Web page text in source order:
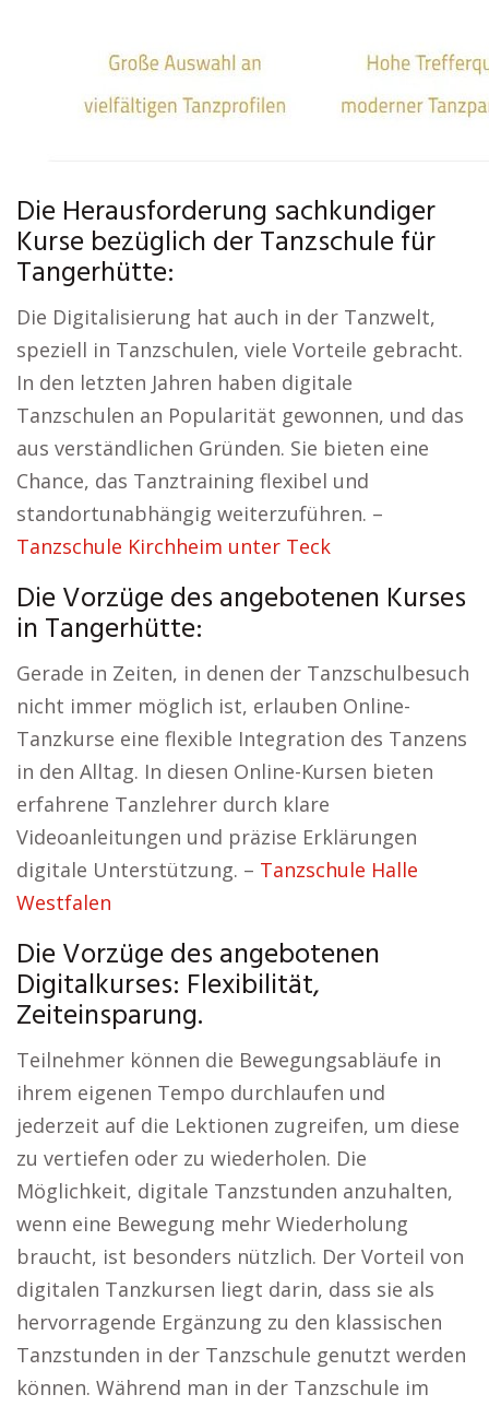
Die Herausforderung sachkundiger
Kurse bezüglich der Tanzschule für
Tangerhütte:
Die Digitalisierung hat auch in der Tanzwelt,
speziell in Tanzschulen, viele Vorteile gebracht.
In den letzten Jahren haben digitale
Tanzschulen an Popularität gewonnen, und das
aus verständlichen Gründen. Sie bieten eine
Chance, das Tanztraining flexibel und
standortunabhängig weiterzuführen. –
Tanzschule Kirchheim unter Teck
Die Vorzüge des angebotenen Kurses
in Tangerhütte:
Gerade in Zeiten, in denen der Tanzschulbesuch
nicht immer möglich ist, erlauben Online-
Tanzkurse eine flexible Integration des Tanzens
in den Alltag. In diesen Online-Kursen bieten
erfahrene Tanzlehrer durch klare
Videoanleitungen und präzise Erklärungen
digitale Unterstützung. – Tanzschule Halle
Westfalen
Die Vorzüge des angebotenen
Digitalkurses: Flexibilität,
Zeiteinsparung.
Teilnehmer können die Bewegungsabläufe in
ihrem eigenen Tempo durchlaufen und
jederzeit auf die Lektionen zugreifen, um diese
zu vertiefen oder zu wiederholen. Die
Möglichkeit, digitale Tanzstunden anzuhalten,
wenn eine Bewegung mehr Wiederholung
braucht, ist besonders nützlich. Der Vorteil von
digitalen Tanzkursen liegt darin, dass sie als
hervorragende Ergänzung zu den klassischen
Tanzstunden in der Tanzschule genutzt werden
können. Während man in der Tanzschule im